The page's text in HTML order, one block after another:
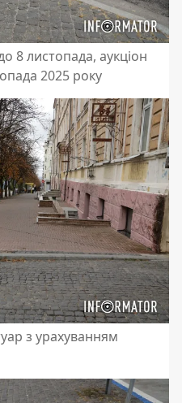
8 листопада, аукціон
2025 року
з урахуванням